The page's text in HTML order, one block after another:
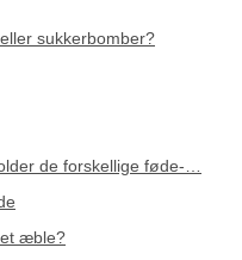
sukkerbomber?
de forskellige føde-…
æble?